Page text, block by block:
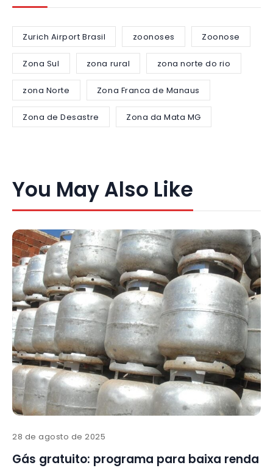
Zurich Airport Brasil zoonoses Zoonose
Zona Sul zona rural zona norte do rio
zona Norte Zona Franca de Manaus
Zona de Desastre Zona da Mata MG
You May Also Like
28 de agosto de 2025
Gás gratuito: programa para baixa renda